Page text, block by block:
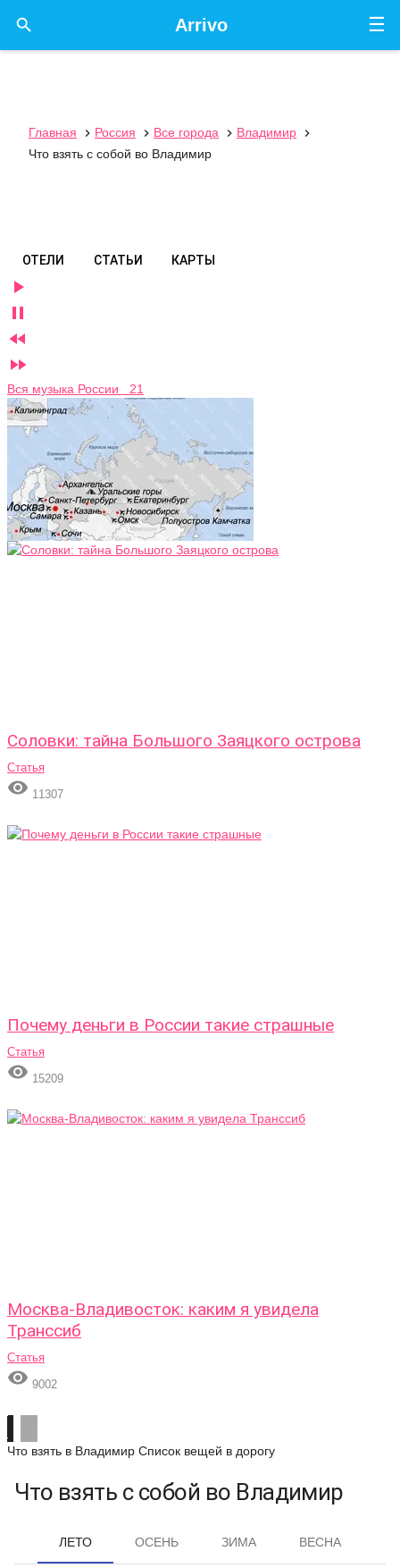
☰
Arrivo

Главная  Россия  Все города  Владимир

Что взять с собой во Владимир
ОТЕЛИ СТАТЬИ КАРТЫ




Вся музыка России 21
Соловки: тайна Большого Заяцкого острова
Статья
 11307
Почему деньги в России такие страшные
Статья
 15209
Москва-Владивосток: каким я увидела
Транссиб
Статья
 9002
Что взять в Владимир Список вещей в дорогу
Что взять с собой во Владимир
ЛЕТО ОСЕНЬ ЗИМА ВЕСНА